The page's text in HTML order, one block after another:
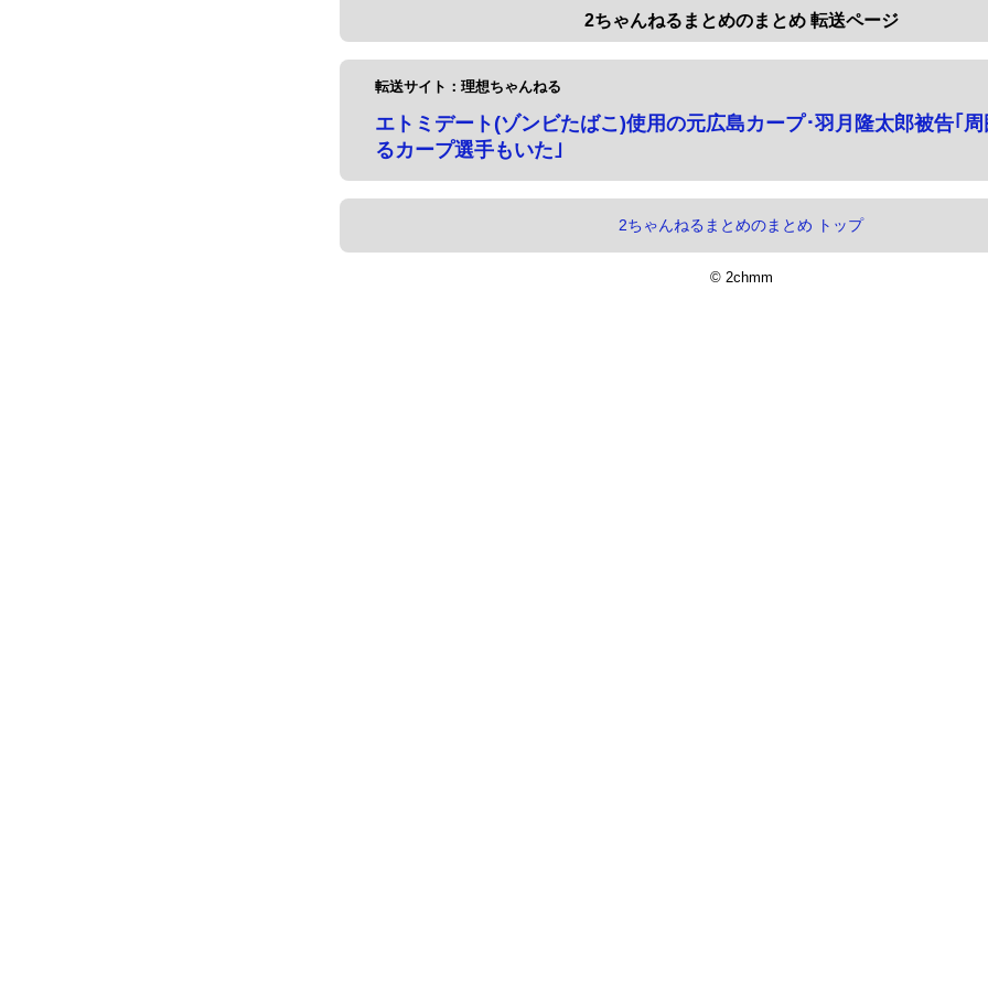
2ちゃんねるまとめのまとめ 転送ページ
転送サイト：理想ちゃんねる
エトミデート(ゾンビたばこ)使用の元広島カープ･羽月隆太郎被告｢
るカープ選手もいた｣
2ちゃんねるまとめのまとめ トップ
© 2chmm